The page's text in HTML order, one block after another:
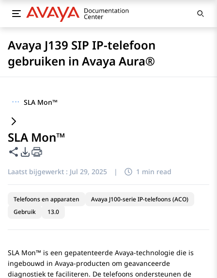
Avaya J139 SIP IP-telefoon
gebruiken in Avaya Aura®
··· SLA Mon™
SLA Mon™
Deze pagina delen
Opties voor PDF exporteren
Laatst bijgewerkt : Jul 29, 2025 | 1 min read
Telefoons en apparaten
Avaya J100-serie IP-telefoons (ACO)
Gebruik
13.0
SLA Mon™ is een gepatenteerde Avaya-technologie die is
ingebouwd in Avaya-producten om geavanceerde
diagnostiek te faciliteren. De telefoons ondersteunen de